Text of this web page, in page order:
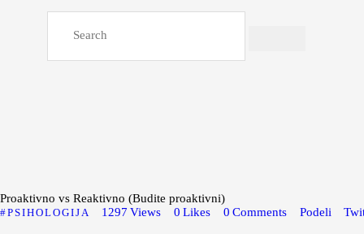
Proaktivno vs Reaktivno (Budite proaktivni)
PSIHOLOGIJA 1297 Views 0 Likes 0 Comments Podeli